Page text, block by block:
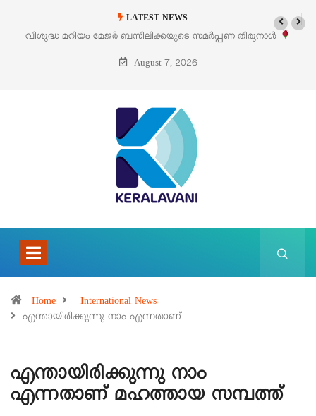
LATEST NEWS
വിശുദ്ധ മറിയം മേജർ ബസിലിക്കയുടെ സമർപ്പണ തിരുനാൾ
ഓഗസ്റ്റ് 5 –
August 7, 2026
Home
International News
എന്തായിരിക്കുന്നു നാം എന്നതാണ്…
എന്തായിരിക്കുന്നു നാം
എന്നതാണ് മഹത്തായ സമ്പത്ത്